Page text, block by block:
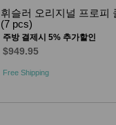
휘슬러 오리지널 프로피
(7 pcs)
주방 결제시 5% 추가할인
$949.95
Free Shipping